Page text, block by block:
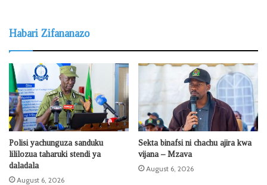
Habari Zifananazo
Polisi yachunguza sanduku
lililozua taharuki stendi ya
daladala
August 6, 2026
Sekta binafsi ni chachu ajira kwa
vijana – Mzava
August 6, 2026